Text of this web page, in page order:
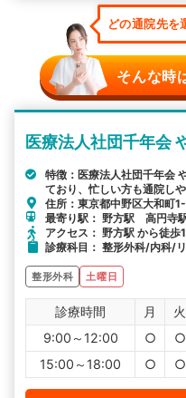
どの通院先を
そんな時
医療法人社団千年会
特徴：医療法人社団千年会
ており、忙しい方も通院しや
住所：東京都中野区大和町
最寄り駅： 野方駅 高円寺
アクセス： 野方駅 から徒歩
診療科目： 整形外科/内科/
整形外科 土曜日
診療時間 月 火
9:00～12:00
○ ○
15:00～18:00
○ ○